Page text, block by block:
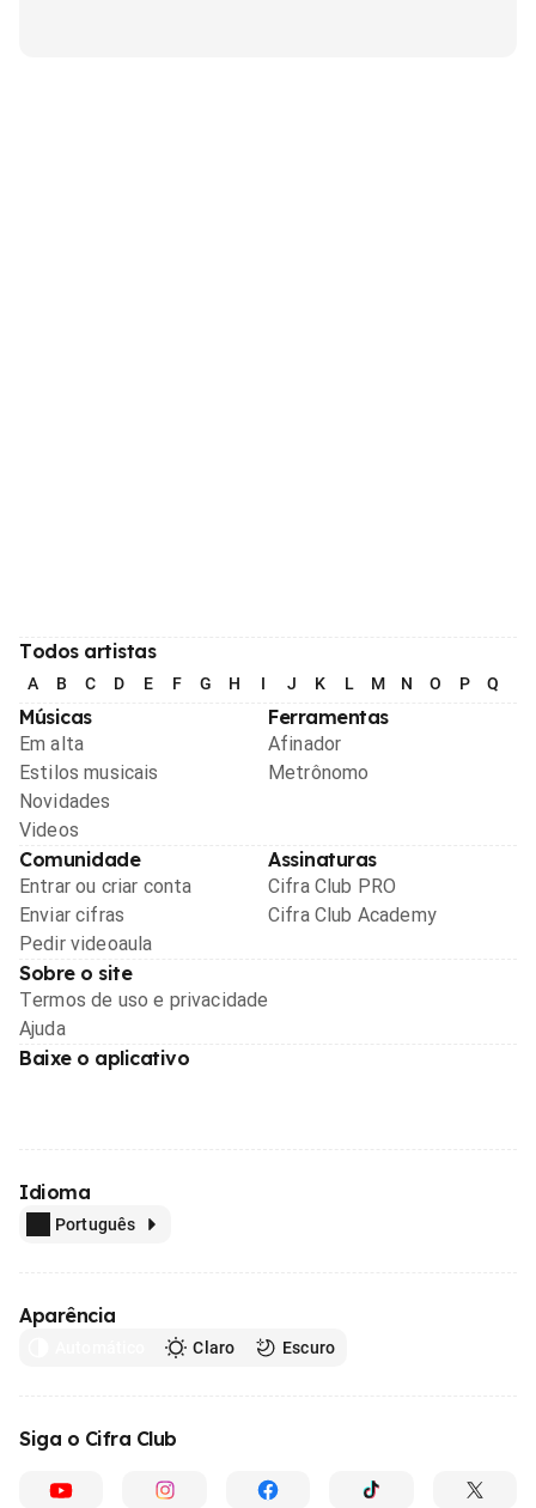
Todos artistas
A B C D E F G H I J K L M N O P Q
Músicas
Em alta
Estilos musicais
Novidades
Videos
Ferramentas
Afinador
Metrônomo
Comunidade
Entrar ou criar conta
Enviar cifras
Pedir videoaula
Assinaturas
Cifra Club PRO
Cifra Club Academy
Sobre o site
Termos de uso e privacidade
Ajuda
Baixe o aplicativo
Idioma
Português
Aparência
Claro Escuro
Siga o Cifra Club